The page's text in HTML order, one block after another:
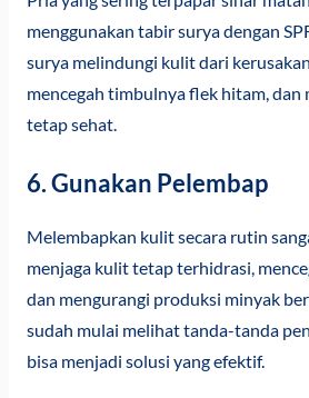
menggunakan tabir surya dengan
surya melindungi kulit dari
mencegah timbulnya flek hitam, dan
tetap sehat.
6. Gunakan Pelembap
Melembapkan kulit secara rutin
menjaga kulit tetap terhidrasi,
dan mengurangi produksi minyak
sudah mulai melihat tanda-tanda
bisa menjadi solusi yang efektif.